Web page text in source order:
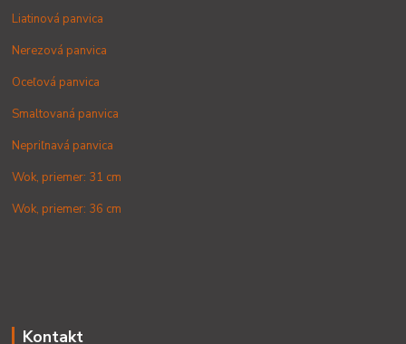
Liatinová panvica
Nerezová panvica
Oceľová panvica
Smaltovaná panvica
Nepriľnavá panvica
Wok, priemer: 31 cm
Wok, priemer: 36 cm
Kontakt